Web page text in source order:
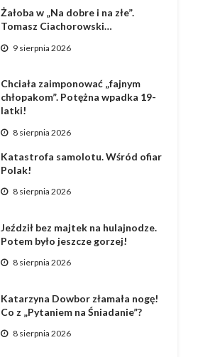
Żałoba w „Na dobre i na złe”.
Tomasz Ciachorowski…
9 sierpnia 2026
Chciała zaimponować „fajnym
chłopakom”. Potężna wpadka 19-
latki!
8 sierpnia 2026
Katastrofa samolotu. Wśród ofiar
Polak!
8 sierpnia 2026
Jeździł bez majtek na hulajnodze.
Potem było jeszcze gorzej!
8 sierpnia 2026
Katarzyna Dowbor złamała nogę!
Co z „Pytaniem na Śniadanie”?
8 sierpnia 2026